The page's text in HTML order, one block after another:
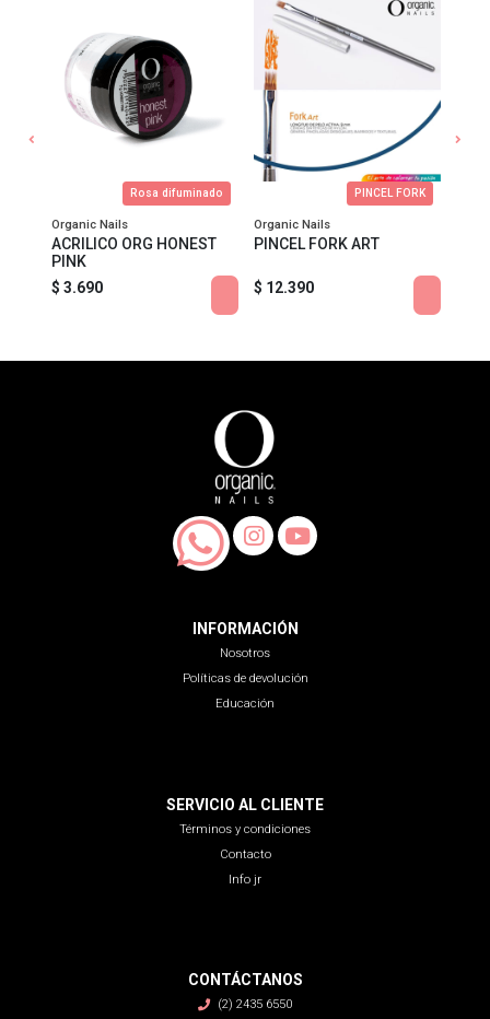
Rosa difuminado
Organic Nails
ACRILICO ORG HONEST
PINK
$ 3.690
PINCEL FORK
Organic Nails
PINCEL FORK ART
$ 12.390
INFORMACIÓN
Nosotros
Políticas de devolución
Educación
SERVICIO AL CLIENTE
Términos y condiciones
Contacto
Info jr
CONTÁCTANOS
(2) 2435 6550